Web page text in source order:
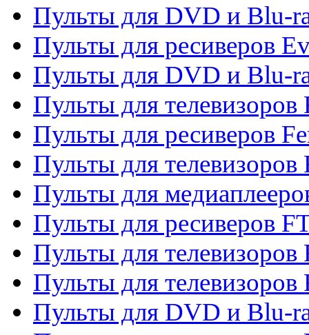
Пульты для DVD и Blu-
Пульты для ресиверов
Пульты для DVD и Blu-
Пульты для телевизоров
Пульты для ресиверов
Пульты для
Пульты для
Пульты для ресиверов
Пульты для телевизоров
Пульты для телевизоров
Пульты для DVD и Blu-